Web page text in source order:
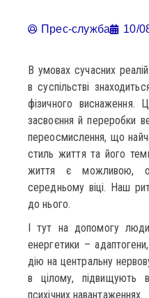
Прес-служба 10/
В умовах сучасних
в суспільстві
фізичного виснаження.
засвоєння й переробки
переосмислення, що
стиль життя та його
життя є можливою,
середньому віці. Наш
до нього.
І тут на допомогу
енергетики –
дію на центральну
в цілому, підвищують
психічних навантаженнях.